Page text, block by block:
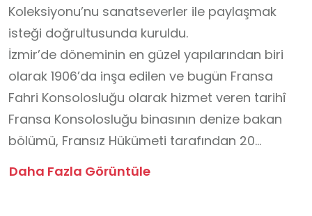
Koleksiyonu’nu sanatseverler ile paylaşmak
isteği doğrultusunda kuruldu.
İzmir’de döneminin en güzel yapılarından biri
olarak 1906’da inşa edilen ve bugün Fransa
Fahri Konsolosluğu olarak hizmet veren tarihî
Fransa Konsolosluğu binasının denize bakan
bölümü, Fransız Hükümeti tarafından 20
yıllığına, kültür ve sanat amaçlı kullanım için
Daha Fazla Görüntüle